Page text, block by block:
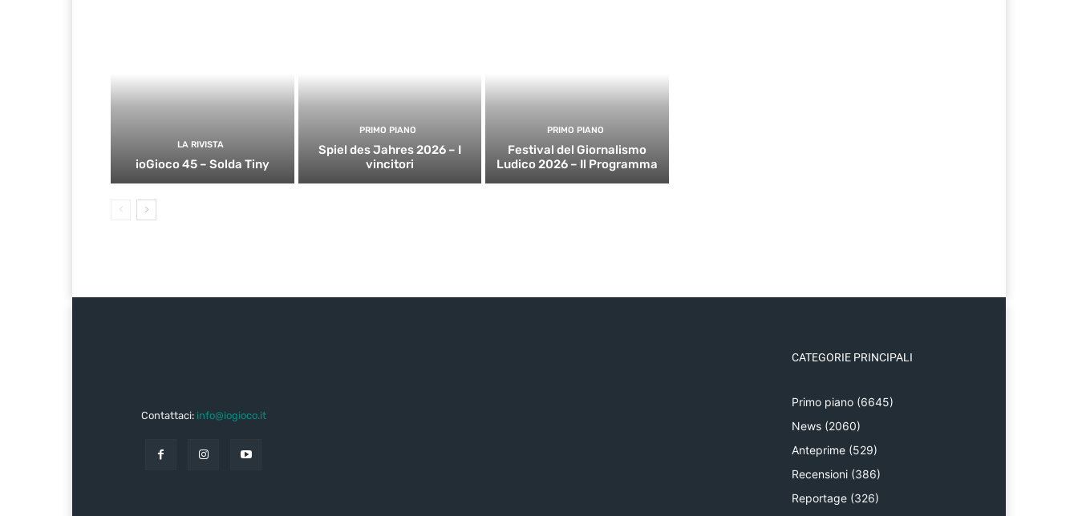
LA RIVISTA
ioGioco 45 – Solda Tiny
PRIMO PIANO
Spiel des Jahres 2026 – I
vincitori
PRIMO PIANO
Festival del Giornalismo
Ludico 2026 – Il Programma
Contattaci: info@iogioco.it
CATEGORIE PRINCIPALI
Primo piano (6645)
News (2060)
Anteprime (529)
Recensioni (386)
Reportage (326)